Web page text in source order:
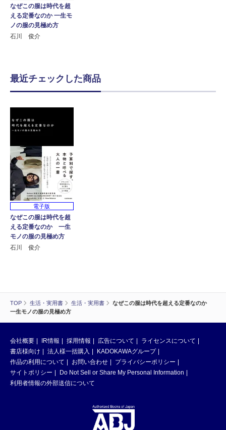
TOP 生活・実用書 生活・実用書
なぜこの服は時代を超える定番なのか
一生モノの服の見極め方
なぜこの服は時代を超
える定番なのか 一生モ
ノの服の見極め方
石川 俊介
最近チェックした商品
電子版
なぜこの服は時代を超
える定番なのか 一生
モノの服の見極め方
石川 俊介
会社概要 IR情報 採用情報 広告について
ライセンスについて
書店様向け
法人様一括購入
KADOKAWAグループ
作品の利用について
お問い合わせ
プライバシーポリシー
サイトポリシー
Do Not Sell or Share My Personal Information
利用者情報の外部送信について